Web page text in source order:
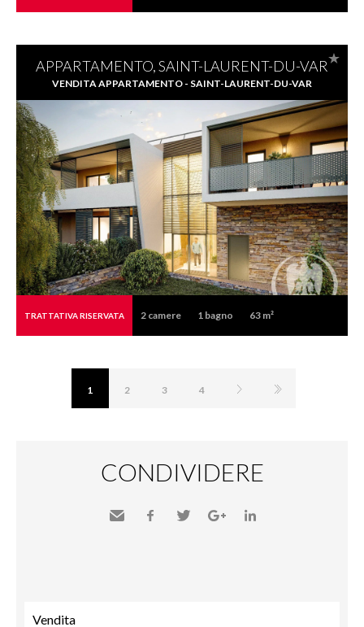
APPARTAMENTO, SAINT-LAURENT-DU-VAR
VENDITA APPARTAMENTO - SAINT-LAURENT-DU-VAR
TRATTATIVA RISERVATA 2 camere 1 bagno 63 m²
1 2 3 4
CONDIVIDERE